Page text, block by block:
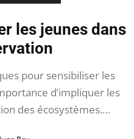
les jeunes dans
pour sensibiliser les
d’impliquer les
des écosystèmes.…